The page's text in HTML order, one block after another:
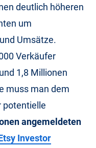
deutlich höheren
um
Umsätze.
Verkäufer
1,8 Millionen
muss man dem
potentielle
angemeldeten
Investor